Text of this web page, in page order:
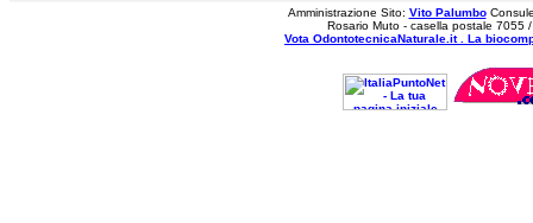
Amministrazione Sito: Vito Palumbo
Rosario Muto - casella postale 7055
Vota OdontotecnicaNaturale.it . La